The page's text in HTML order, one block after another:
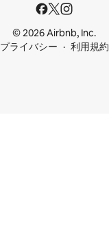
© 2026 Airbnb, Inc.
プライバシー
利用規約